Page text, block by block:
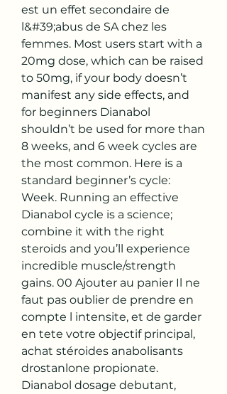
est un effet secondaire de
l&#39;abus de SA chez les
femmes. Most users start with a
20mg dose, which can be raised
to 50mg, if your body doesn’t
manifest any side effects, and
for beginners Dianabol
shouldn’t be used for more than
8 weeks, and 6 week cycles are
the most common. Here is a
standard beginner’s cycle:
Week. Running an effective
Dianabol cycle is a science;
combine it with the right
steroids and you’ll experience
incredible muscle/strength
gains. 00 Ajouter au panier Il ne
faut pas oublier de prendre en
compte l intensite, et de garder
en tete votre objectif principal,
achat stéroides anabolisants
drostanlone propionate.
Dianabol dosage debutant,